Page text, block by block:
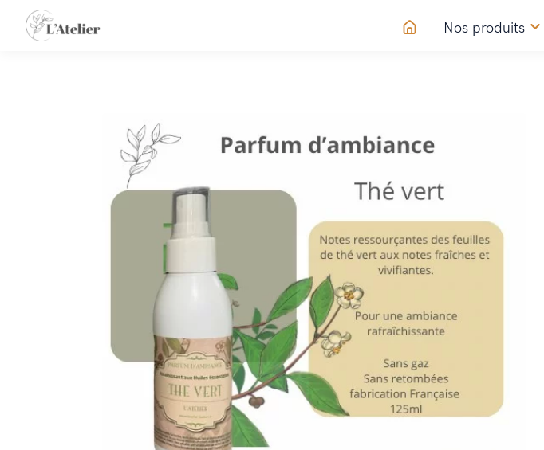
Nos produits